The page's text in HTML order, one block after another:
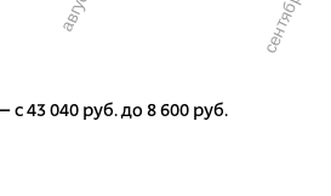
с 43 040 руб. до 8 600 руб.